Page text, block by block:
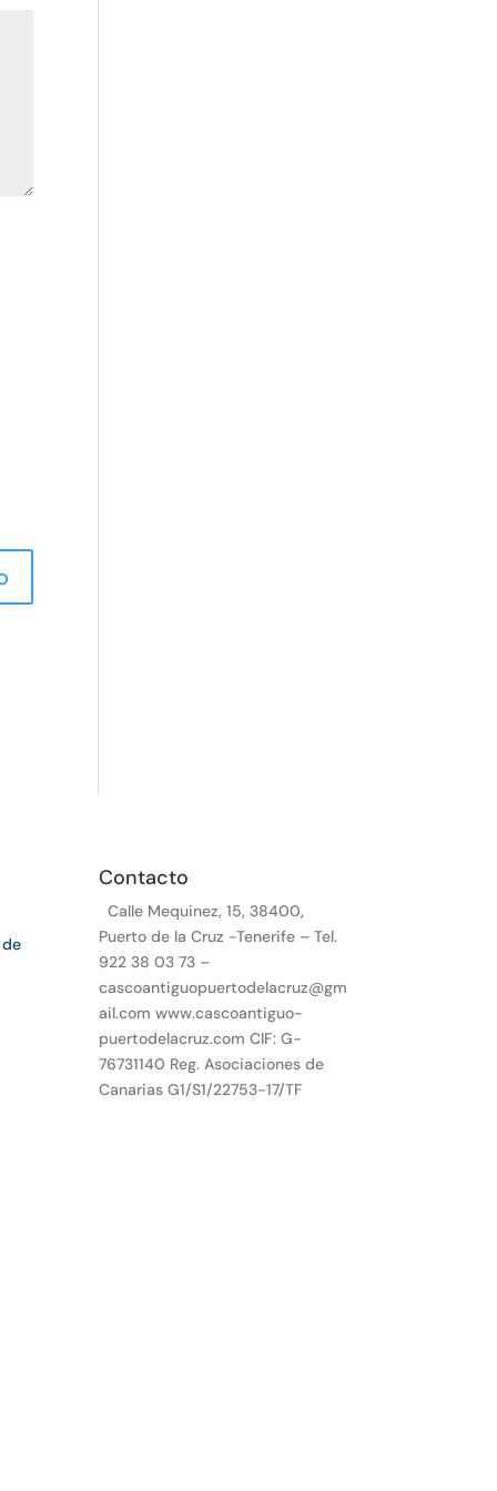
Contacto
Calle Mequinez, 15, 38400,
Puerto de la Cruz -Tenerife – Tel.
922 38 03 73 –
cascoantiguopuertodelacruz@gm
ail.com www.cascoantiguo-
puertodelacruz.com CIF: G-
76731140 Reg. Asociaciones de
Canarias G1/S1/22753-17/TF